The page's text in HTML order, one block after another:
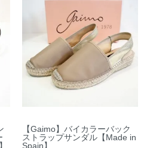
【Gaimo】バイカラーバック
ストラップサンダル【Made in
Spain】